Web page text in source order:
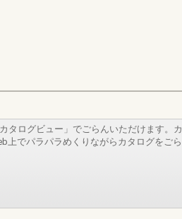
タログビュー」でごらんいただけます。カ
上でパラパラめくりながらカタログをごら